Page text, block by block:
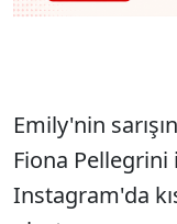
Emily'nin
Fiona
Instagram'da